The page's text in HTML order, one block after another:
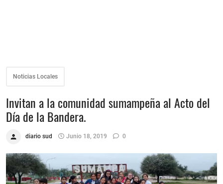
Noticias Locales
Invitan a la comunidad sumampeña al Acto del
Día de la Bandera.
diario sud Junio 18, 2019 0